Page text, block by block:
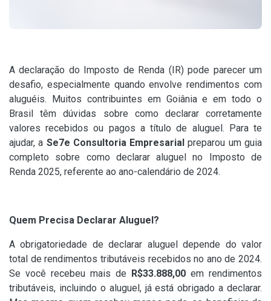
A declaração do Imposto de Renda (IR) pode parecer um
desafio, especialmente quando envolve rendimentos com
aluguéis. Muitos contribuintes em Goiânia e em todo o
Brasil têm dúvidas sobre como declarar corretamente
valores recebidos ou pagos a título de aluguel. Para te
ajudar, a Se7e Consultoria Empresarial preparou um guia
completo sobre como declarar aluguel no Imposto de
Renda 2025, referente ao ano-calendário de 2024.
Quem Precisa Declarar Aluguel?
A obrigatoriedade de declarar aluguel depende do valor
total de rendimentos tributáveis recebidos no ano de 2024.
Se você recebeu mais de
R$33.888,00 em rendimentos
tributáveis, incluindo o aluguel, já está obrigado a declarar.